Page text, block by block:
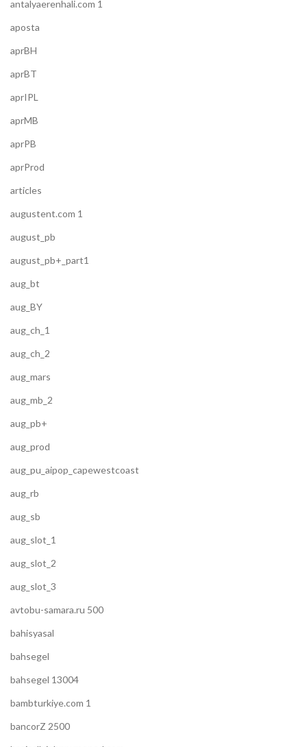
antalyaerenhali.com 1
aposta
aprBH
aprBT
aprIPL
aprMB
aprPB
aprProd
articles
augustent.com 1
august_pb
august_pb+_part1
aug_bt
aug_BY
aug_ch_1
aug_ch_2
aug_mars
aug_mb_2
aug_pb+
aug_prod
aug_pu_aipop_capewestcoast
aug_rb
aug_sb
aug_slot_1
aug_slot_2
aug_slot_3
avtobu-samara.ru 500
bahisyasal
bahsegel
bahsegel 13004
bambturkiye.com 1
bancorZ 2500